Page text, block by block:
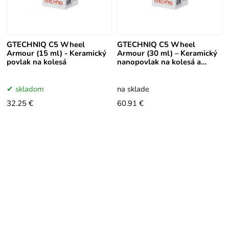
GTECHNIQ C5 Wheel
Armour (15 ml) - Keramický
povlak na kolesá
skladom
32.25 €
GTECHNIQ C5 Wheel
Armour (30 ml) – Keramický
nanopovlak na kolesá a
na sklade
60.91 €